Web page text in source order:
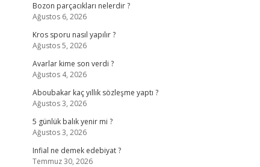
Bozon parçacıkları nelerdir ?
Ağustos 6, 2026
Kros sporu nasıl yapılır ?
Ağustos 5, 2026
Avarlar kime son verdi ?
Ağustos 4, 2026
Aboubakar kaç yıllık sözleşme yaptı ?
Ağustos 3, 2026
5 günlük balık yenir mi ?
Ağustos 3, 2026
Infial ne demek edebiyat ?
Temmuz 30, 2026